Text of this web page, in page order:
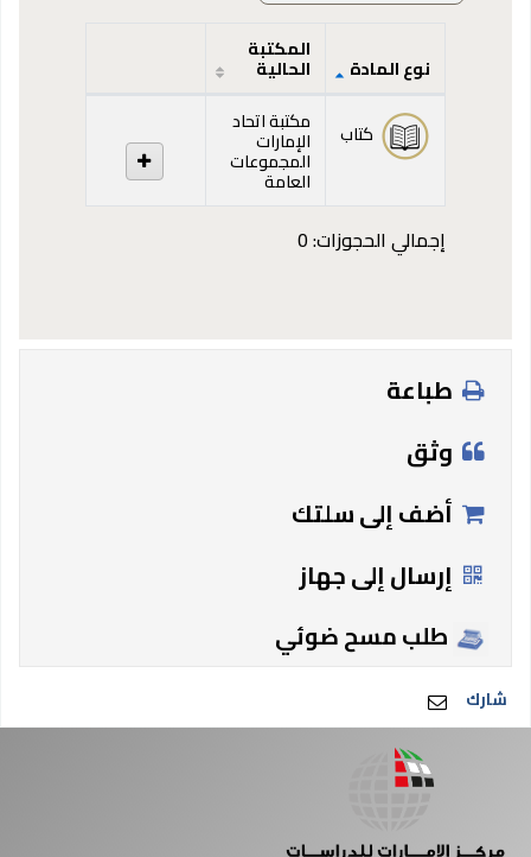
المقتنيات
نوع المادة
المكتبة
الحالية
كتاب مكتبة اتحاد
الإمارات
المجموعات
العامة
إجمالي الحجوزات: 0
طباعة
وثق
أضف إلى سلتك
إرسال إلى جهاز
طلب مسح ضوئي
شارك